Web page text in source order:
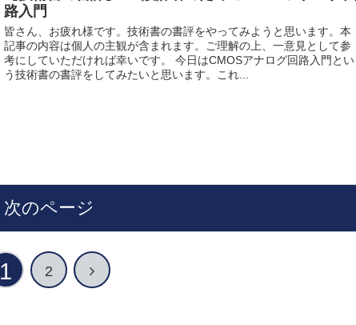
路入門
皆さん、お疲れ様です。技術書の書評をやってみようと思います。本
記事の内容は個人の主観が含まれます。ご理解の上、一意見として参
考にしていただければ幸いです。 今日はCMOSアナログ回路入門とい
う技術書の書評をしてみたいと思います。これ...
次のページ
1 2